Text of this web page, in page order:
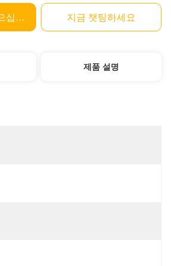
최고의 가격을 얻으십시오 지금 챗팅하세요
제품 설명